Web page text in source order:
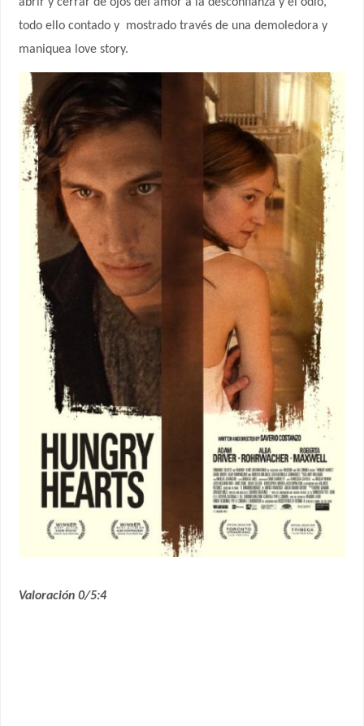
todo ello contado y mostrado través de una demoledora y
maniquea love story.
Valoración 0/5:4